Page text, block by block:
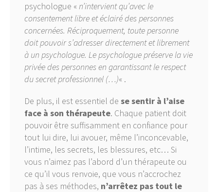
psychologue «n’intervient qu’avec le
consentement libre et éclairé des personnes
concernées. Réciproquement, toute personne
doit pouvoir s’adresser directement et librement
à un psychologue. Le psychologue préserve la vie
privée des personnes en garantissant le respect
du secret professionnel (…)« .
De plus, il est essentiel dese sentir à l’aise
face à son thérapeute. Chaque patient doit
pouvoir être suffisamment en confiance pour
tout lui dire, lui avouer, même l’inconcevable,
l’intime, les secrets, les blessures, etc… Si
vous n’aimez pas l’abord d’un thérapeute ou
ce qu’il vous renvoie, que vous n’accrochez
pas à ses méthodes, n’arrêtez pas tout le